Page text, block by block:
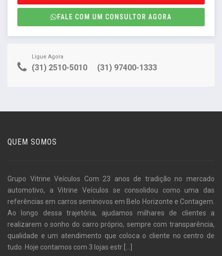
FALE COM UM CONSULTOR AGORA
Ligue Agora
(31) 2510-5010 (31) 97400-1333
QUEM SOMOS
Grupo Vitrine Veículos Com 23 anos de tradição no mercado
automotivo, a Vitrine Veículos se consolidou como uma das
referências em carros seminovos em Belo Horizonte e Contagem.
Ao longo dessa trajetória, ajudamos milhares de clientes a
realizarem o sonho do carro próprio, sempre com transparência,
qualidade e um atendimento que coloca o cliente no centro de
tudo. Hoje contamos com 3 lojas estr [...]